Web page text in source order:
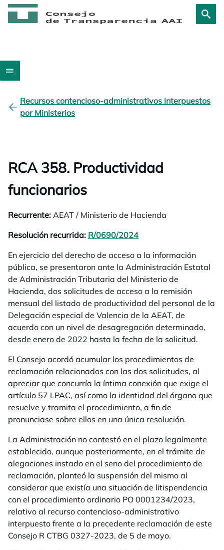
Recursos contencioso-administrativos interpuestos
por Ministerios
RCA 358. Productividad
funcionarios
Recurrente: AEAT / Ministerio de Hacienda
Resolución recurrida: R/0690/2024
En ejercicio del derecho de acceso a la información
pública, se presentaron ante la Administración Estatal
de Administración Tributaria del Ministerio de
Hacienda, dos solicitudes de acceso a la remisión
mensual del listado de productividad del personal de la
Delegación especial de Valencia de la AEAT, de
acuerdo con un nivel de desagregación determinado,
desde enero de 2022 hasta la fecha de la solicitud.
El Consejo acordó acumular los procedimientos de
reclamación relacionados con las dos solicitudes, al
apreciar que concurría la íntima conexión que exige el
artículo 57 LPAC, así como la identidad del órgano que
resuelve y tramita el procedimiento, a fin de
pronunciase sobre ellos en una única resolución.
La Administración no contestó en el plazo legalmente
establecido, aunque posteriormente, en el trámite de
alegaciones instado en el seno del procedimiento de
reclamación, planteó la suspensión del mismo al
considerar que existía una situación de litispendencia
con el procedimiento ordinario PO 0001234/2023,
relativo al recurso contencioso-administrativo
interpuesto frente a la precedente reclamación de este
Consejo R CTBG 0327-2023, de 5 de mayo.